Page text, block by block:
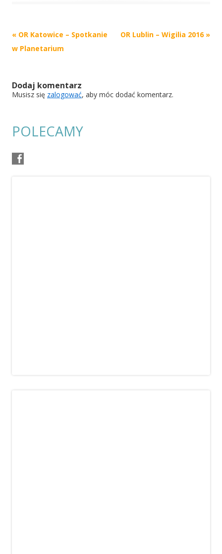
Post
navigation
« OR Katowice – Spotkanie
w Planetarium
OR Lublin – Wigilia 2016 »
Dodaj komentarz
Musisz się zalogować, aby móc dodać komentarz.
POLECAMY